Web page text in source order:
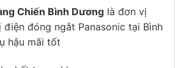
Chiến Bình Dương là đơn vị
đóng ngắt Panasonic tại Bình
hậu mãi tốt